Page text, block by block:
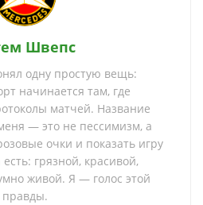
Швепс
одну простую вещь:
начинается там, где
матчей. Название
— это не пессимизм, а
очки и показать игру
грязной, красивой,
живой. Я — голос этой
правды.